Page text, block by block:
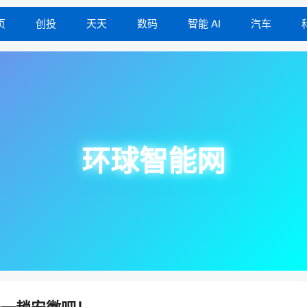
创投 天天 数码 智能 AI 汽车
环球智能网